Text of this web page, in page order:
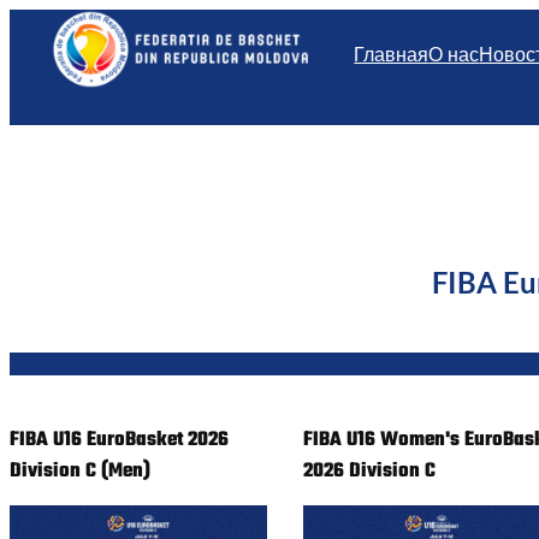
Перейти
содержимому
ГлавнаяО нас
FIBA
FIBA U16 EuroBasket 2026
Division C (Men)
FIBA U16 Women's
2026 Division C